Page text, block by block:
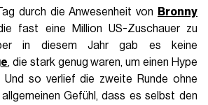
durch die Anwesenheit von
Bronny
fast eine Million US-Zuschauer zu
in diesem Jahr gab es keine
, die stark genug waren, um einen Hype
Und so verlief die zweite Runde ohne
Gefühl, dass es selbst den